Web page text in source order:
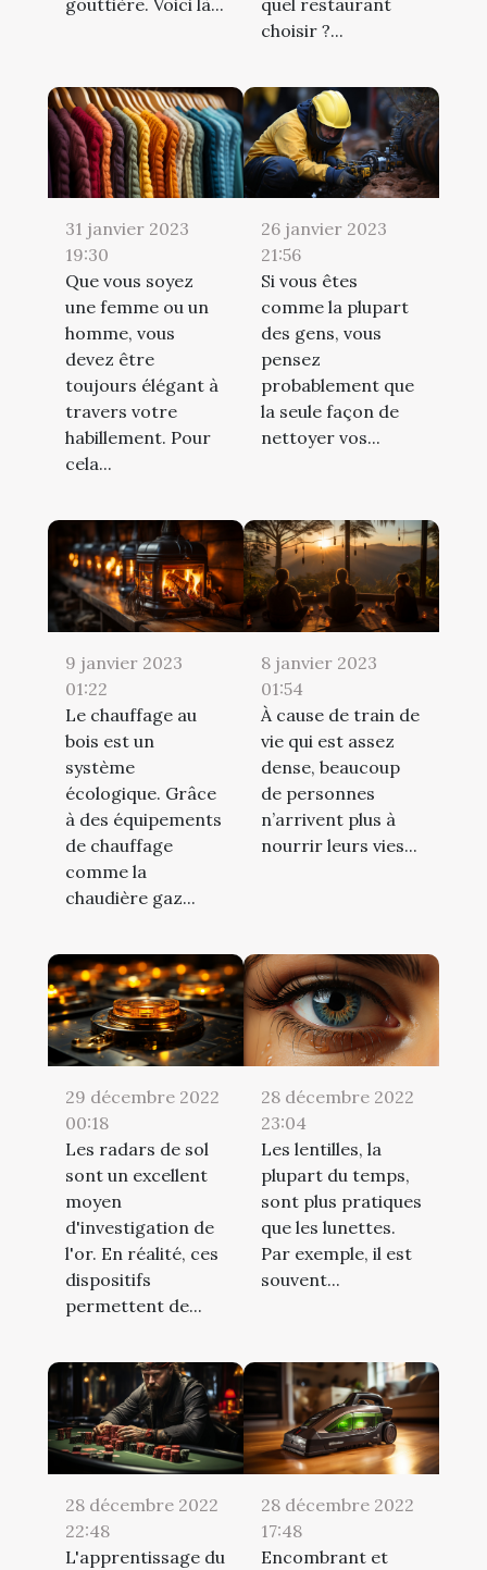
choisir ?...
31 janvier 2023
19:30
Que vous soyez
une femme ou un
homme, vous
devez être
toujours élégant à
travers votre
habillement. Pour
cela...
26 janvier 2023
21:56
Si vous êtes
comme la plupart
des gens, vous
pensez
probablement que
la seule façon de
nettoyer vos...
9 janvier 2023
01:22
Le chauffage au
bois est un
système
écologique. Grâce
à des équipements
de chauffage
comme la
chaudière gaz...
8 janvier 2023
01:54
À cause de train de
vie qui est assez
dense, beaucoup
de personnes
n’arrivent plus à
nourrir leurs vies...
29 décembre 2022
00:18
Les radars de sol
sont un excellent
moyen
d'investigation de
l'or. En réalité, ces
dispositifs
permettent de...
28 décembre 2022
23:04
Les lentilles, la
plupart du temps,
sont plus pratiques
que les lunettes.
Par exemple, il est
souvent...
28 décembre 2022
22:48
L'apprentissage du
28 décembre 2022
17:48
Encombrant et